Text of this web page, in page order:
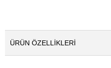
ÜRÜN ÖZELLIKLERI